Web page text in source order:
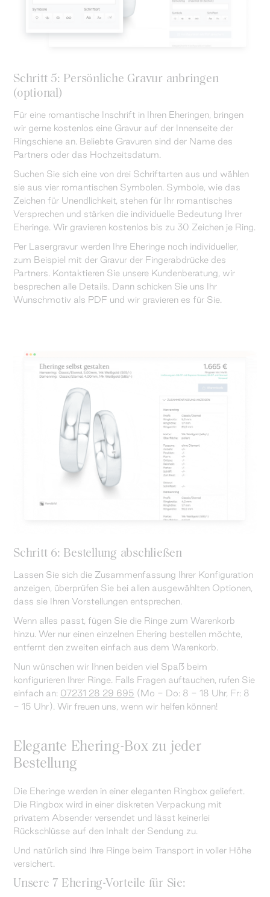
Schritt 5: Persönliche Gravur anbringen
(optional)
Für eine romantische Inschrift in Ihren Eheringen, bringen
wir gerne kostenlos eine Gravur auf der Innenseite der
Ringschiene an. Beliebte Gravuren sind der Name des
Partners oder das Hochzeitsdatum.
Suchen Sie sich eine von drei Schriftarten aus und wählen
sie aus vier romantischen Symbolen. Symbole, wie das
Zeichen für Unendlichkeit, stehen für Ihr romantisches
Versprechen und stärken die individuelle Bedeutung Ihrer
Eheringe. Wir gravieren kostenlos bis zu 30 Zeichen je Ring.
Per Lasergravur werden Ihre Eheringe noch individueller,
zum Beispiel mit der Gravur der Fingerabdrücke des
Partners. Kontaktieren Sie unsere Kundenberatung, wir
besprechen alle Details. Dann schicken Sie uns Ihr
Wunschmotiv als PDF und wir gravieren es für Sie.
Schritt 6: Bestellung abschließen
Lassen Sie sich die Zusammenfassung Ihrer Konfiguration
anzeigen, überprüfen Sie bei allen ausgewählten Optionen,
dass sie Ihren Vorstellungen entsprechen.
Wenn alles passt, fügen Sie die Ringe zum Warenkorb
hinzu. Wer nur einen einzelnen Ehering bestellen möchte,
entfernt den zweiten einfach aus dem Warenkorb.
Nun wünschen wir Ihnen beiden viel Spaß beim
konfigurieren Ihrer Ringe. Falls Fragen auftauchen, rufen Sie
einfach an: 07231 28 29 695 (Mo - Do: 8 - 18 Uhr, Fr: 8
- 15 Uhr). Wir freuen uns, wenn wir helfen können!
Elegante Ehering-Box zu jeder
Bestellung
Die Eheringe werden in einer eleganten Ringbox geliefert.
Die Ringbox wird in einer diskreten Verpackung mit
privatem Absender versendet und lässt keinerlei
Rückschlüsse auf den Inhalt der Sendung zu.
Und natürlich sind Ihre Ringe beim Transport in voller Höhe
versichert.
Unsere 7 Ehering-Vorteile für Sie: